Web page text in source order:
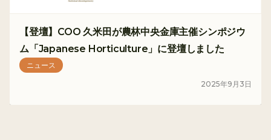
【登壇】COO 久米田が農林中央金庫主催シンポジウ
ム「Japanese Horticulture」に登壇しました
ニュース
2025年9 月 3 日